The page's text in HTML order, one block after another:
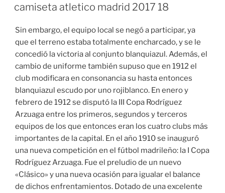
camiseta atletico madrid 2017 18
Sin embargo, el equipo local se negó a participar, ya
que el terreno estaba totalmente encharcado, y se le
concedió la victoria al conjunto blanquiazul. Además, el
cambio de uniforme también supuso que en 1912 el
club modificara en consonancia su hasta entonces
blanquiazul escudo por uno rojiblanco. En enero y
febrero de 1912 se disputó la III Copa Rodríguez
Arzuaga entre los primeros, segundos y terceros
equipos de los que entonces eran los cuatro clubs más
importantes de la capital. En el año 1910 se inauguró
una nueva competición en el fútbol madrileño: la I Copa
Rodríguez Arzuaga. Fue el preludio de un nuevo
«Clásico» y una nueva ocasión para igualar el balance
de dichos enfrentamientos. Dotado de una excelente